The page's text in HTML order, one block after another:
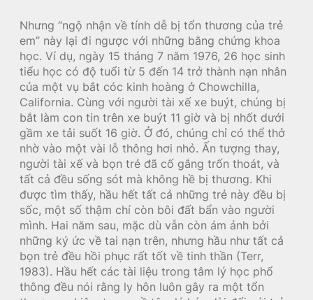
Nhưng “ngộ nhận về tính dễ bị tổn thương của trẻ
em” này lại đi ngược với những bằng chứng khoa
học. Ví dụ, ngày 15 tháng 7 năm 1976, 26 học sinh
tiểu học có độ tuổi từ 5 đến 14 trở thành nạn nhân
của một vụ bắt cóc kinh hoàng ở Chowchilla,
California. Cùng với người tài xế xe buýt, chúng bị
bắt làm con tin trên xe buýt 11 giờ và bị nhốt dưới
gầm xe tải suốt 16 giờ. Ở đó, chúng chỉ có thể thở
nhờ vào một vài lỗ thông hơi nhỏ. Ấn tượng thay,
người tài xế và bọn trẻ đã cố gắng trốn thoát, và
tất cả đều sống sót mà không hề bị thương. Khi
được tìm thấy, hầu hết tất cả những trẻ này đều bị
sốc, một số thậm chí còn bôi đất bẩn vào người
mình. Hai năm sau, mặc dù vẫn còn ám ảnh bởi
những ký ức về tai nạn trên, nhưng hầu như tất cả
bọn trẻ đều hồi phục rất tốt về tinh thần (Terr,
1983). Hầu hết các tài liệu trong tâm lý học phổ
thông đều nói rằng ly hôn luôn gây ra một tổn